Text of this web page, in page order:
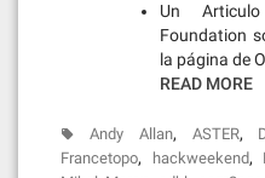
Un
Foundation
la página de
READ MORE
Andy Allan, ASTER,
Francetopo, hackweekend,